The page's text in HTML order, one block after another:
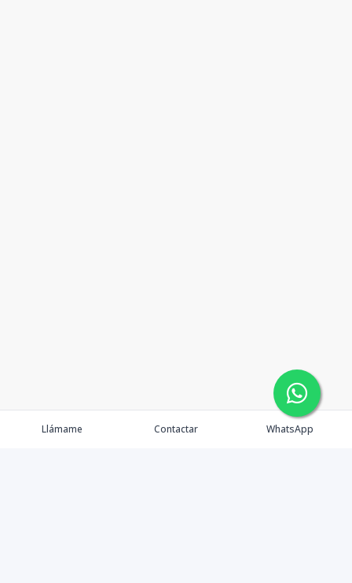
Llámame Contactar WhatsApp